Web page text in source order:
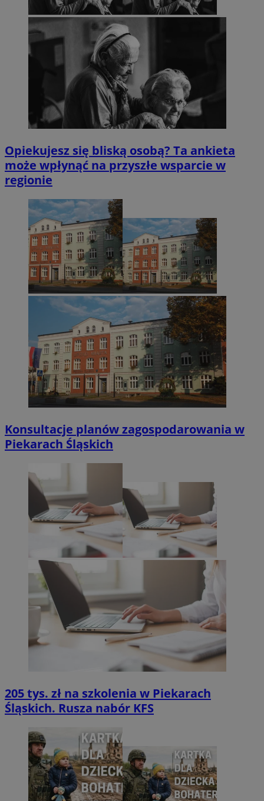
Opiekujesz się bliską osobą? Ta ankieta
może wpłynąć na przyszłe wsparcie w
regionie
Konsultacje planów zagospodarowania w
Piekarach Śląskich
205 tys. zł na szkolenia w Piekarach
Śląskich. Rusza nabór KFS